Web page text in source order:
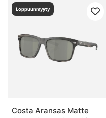
Loppuunmyyty
Costa Aransas Matte